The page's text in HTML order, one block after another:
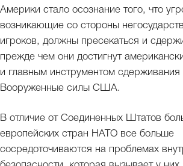
Америки стало осознание того, что
возникающие со стороны
игроков, должны пресекаться и
прежде чем они достигнут
и главным инструментом сдерживания
Вооруженные силы США.
В отличие от Соединенных Штатов
европейских стран НАТО все больше
сосредоточиваются на проблемах